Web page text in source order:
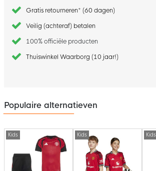
Gratis retourneren* (60 dagen)
Veilig (achteraf) betalen
100% officiële producten
Thuiswinkel Waarborg (10 jaar!)
Populaire alternatieven
Kids Kids Kids